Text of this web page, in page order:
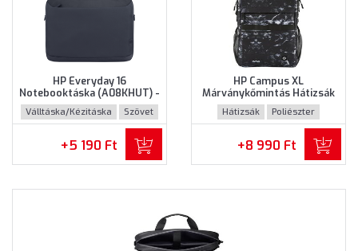
HP Everyday 16
Notebooktáska (A08KHUT) -
Maximum 16" méretű
notebookokhoz - Szürke
színben
Válltáska/Kézitáska Szövet
+5 190 Ft
HP Campus XL
Márványkőmintás Hátizsák
(7K0E2AA) - Maximum 16.1"
méretű notebookokhoz,
Márványkőmintás színben
Hátizsák Poliészter
+8 990 Ft